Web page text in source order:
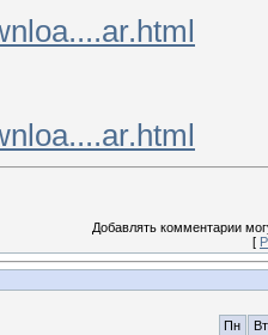
Добавлять комментарии
[
Пн Вт